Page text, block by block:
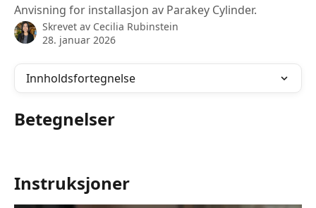
Anvisning for installasjon av Parakey Cylinder.
Skrevet av Cecilia Rubinstein
28. januar 2026
Innholdsfortegnelse
Betegnelser
Instruksjoner